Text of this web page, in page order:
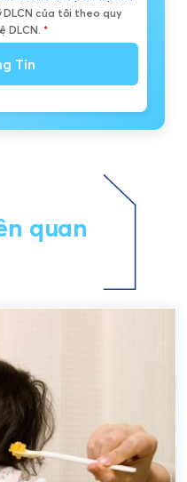
của tôi theo quy
DLCN. *
Tin
quan